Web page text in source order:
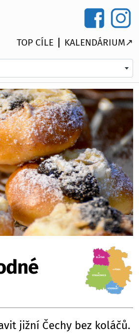
TOP CÍLE KALENDÁRIUM↗
jižní Čechy bez koláčů.